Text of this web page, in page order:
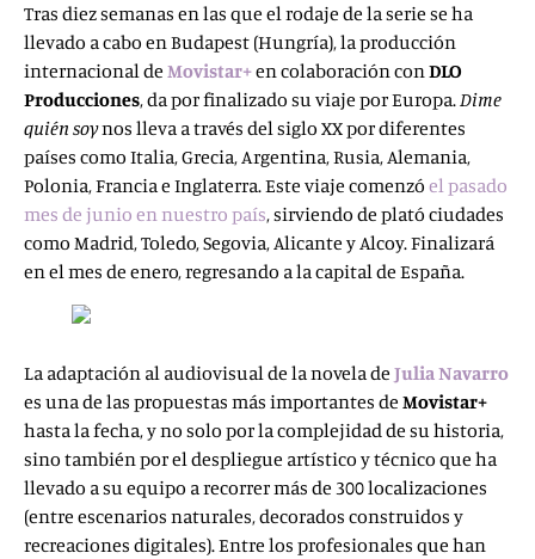
Tras diez semanas en las que el rodaje de la serie se ha
llevado a cabo en Budapest (Hungría), la producción
internacional de Movistar+en colaboración conDLO
Producciones, da por finalizado su viaje por Europa.Dime
quién soynos lleva a través del siglo XX por diferentes
países como Italia, Grecia, Argentina, Rusia, Alemania,
Polonia, Francia e Inglaterra. Este viaje comenzó el pasado
mes de junio en nuestro país, sirviendo de plató ciudades
como Madrid, Toledo, Segovia, Alicante y Alcoy. Finalizará
en el mes de enero, regresando a la capital de España.
La adaptación al audiovisual de la novela de Julia Navarro
es una de las propuestas más importantes de Movistar+
hasta la fecha, y no solo por la complejidad de su historia,
sino también por el despliegue artístico y técnico que ha
llevado a su equipo a recorrer más de 300 localizaciones
(entre escenarios naturales, decorados construidos y
recreaciones digitales). Entre los profesionales que han